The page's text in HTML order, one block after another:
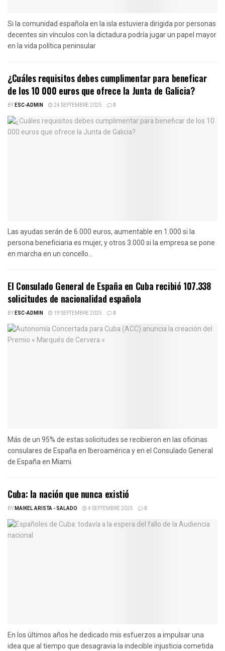
Si la comunidad española en la isla estuviera dirigida por personas
decentes sin vínculos con la dictadura podría jugar un papel mayor
en la vida política peninsular
¿Cuáles requisitos debes cumplimentar para beneficar
de los 10 000 euros que ofrece la Junta de Galicia?
BYESC-ADMIN 24 SEPTEMBRE 2025 0
Las ayudas serán de 6.000 euros, aumentable en 1.000 si la
persona beneficiaria es mujer, y otros 3.000 si la empresa se pone
en marcha en un concello...
El Consulado General de España en Cuba recibió 107.338
solicitudes de nacionalidad española
BYESC-ADMIN 19 SEPTEMBRE 2025 0
Más de un 95% de estas solicitudes se recibieron en las oficinas
consulares de España en Iberoamérica y en el Consulado General
de España en Miami.
Cuba: la nación que nunca existió
BYMAIKEL ARISTA - SALADO 4 SEPTEMBRE 2025 0
En los últimos años he dedicado mis esfuerzos a impulsar una
idea que al tiempo que desagravia la indecible injusticia cometida